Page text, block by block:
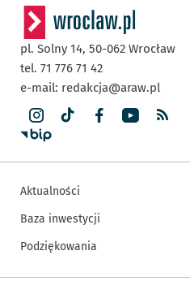
pl. Solny 14, 50-062 Wrocław
tel. 71 776 71 42
e-mail: redakcja@araw.pl
Aktualności
Baza inwestycji
Podziękowania